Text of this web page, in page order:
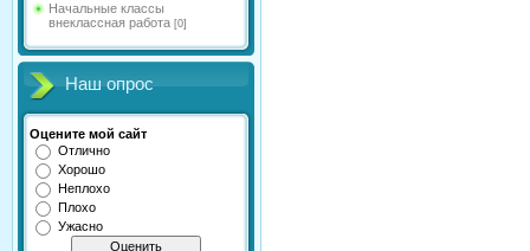
Начальные классы
внеклассная работа [0]
Наш опрос
Оцените мой сайт
Отлично
Хорошо
Неплохо
Плохо
Ужасно